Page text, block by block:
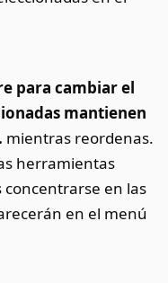
para cambiar el
mantienen
mientras reordenas.
herramientas
concentrarse en las
en el menú